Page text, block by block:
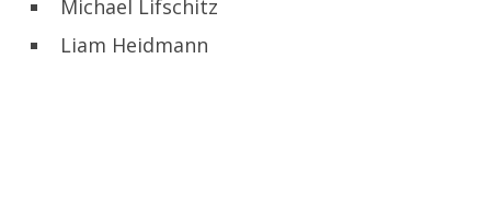
Michael Lifschitz
Liam Heidmann